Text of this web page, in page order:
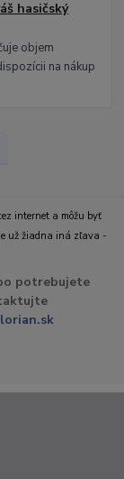
hasičský
objem
na nákup
internet a môžu byť
už žiadna iná zľava -
potrebujete